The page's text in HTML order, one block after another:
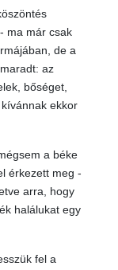
ma már csak
de a
az
bőséget,
ekkor
a béke
érkezett meg -
arra, hogy
halálukat egy
fel a